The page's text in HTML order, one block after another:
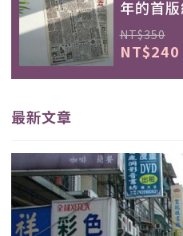
年的首
NT$350
NT$240
最新文章